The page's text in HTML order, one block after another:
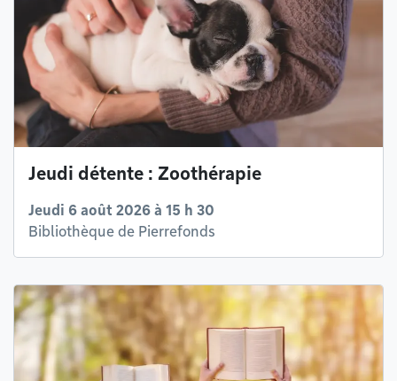
Jeudi détente : Zoothérapie
Jeudi 6 août 2026 à 15 h 30
Bibliothèque de Pierrefonds